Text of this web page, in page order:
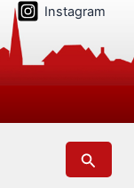
Instagram
Suchen